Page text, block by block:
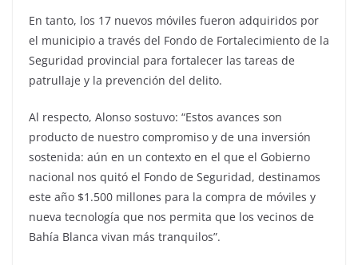
En tanto, los 17 nuevos móviles fueron adquiridos por
el municipio a través del Fondo de Fortalecimiento de la
Seguridad provincial para fortalecer las tareas de
patrullaje y la prevención del delito.
Al respecto, Alonso sostuvo: “Estos avances son
producto de nuestro compromiso y de una inversión
sostenida: aún en un contexto en el que el Gobierno
nacional nos quitó el Fondo de Seguridad, destinamos
este año $1.500 millones para la compra de móviles y
nueva tecnología que nos permita que los vecinos de
Bahía Blanca vivan más tranquilos”.